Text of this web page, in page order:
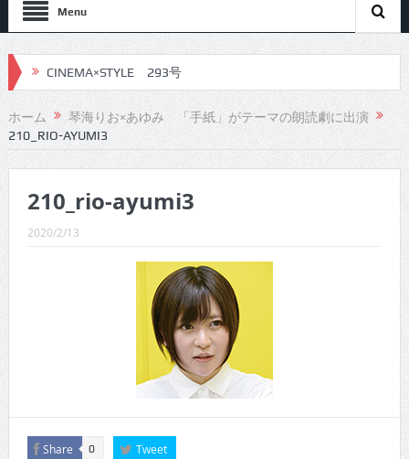
Menu
CINEMA×STYLE 293号
CINEMA×STYLE 292号
CINEMA×STYLE 291号
CINEMA×STYLE 289号
CINEMA×STYLE 287号
CINEMA×STYLE 286号
CINEMA×STYLE 285号
CINEMA×STYLE 294号
ホーム
琴海りお×あゆみ 「手紙」がテーマの朗読劇に出演
210_RIO-AYUMI3
210_rio-ayumi3
2020/2/13
Share 0 Tweet